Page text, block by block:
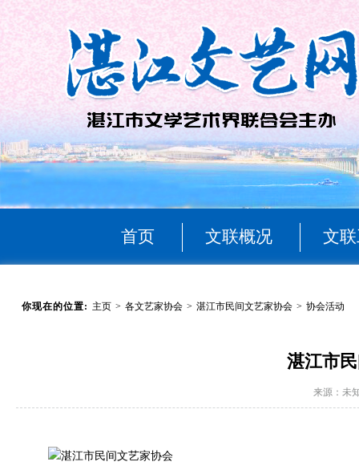
首页 文联概况 文
你现在的位置: 主页 > 各文艺家协会 > 湛江市民间文艺家协会 > 协会活动
湛江市
来源：未
湛江市民间文艺家协会